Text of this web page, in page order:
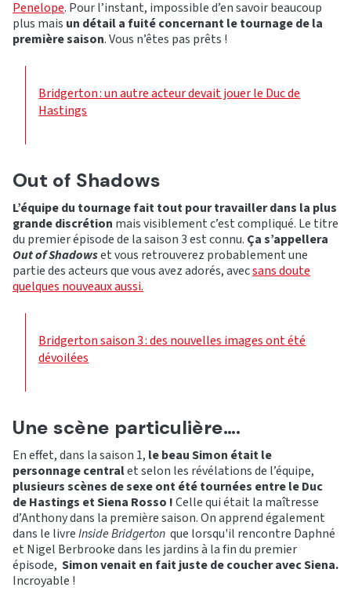
Penelope. Pour l’instant, impossible d’en savoir beaucoup
plus mais un détail a fuité concernant le tournage de la
première saison. Vous n’êtes pas prêts !
Bridgerton : un autre acteur devait jouer le Duc de
Hastings
Out of Shadows
L’équipe du tournage fait tout pour travailler dans la plus
grande discrétion mais visiblement c’est compliqué. Le titre
du premier épisode de la saison 3 est connu. Ça s’appellera
Out of Shadowset vous retrouverez probablement une
partie des acteurs que vous avez adorés, avecsans doute
quelques nouveaux aussi.
Bridgerton saison 3 : des nouvelles images ont été
dévoilées
Une scène particulière….
En effet, dans la saison 1, le beau Simon était le
personnage centralet selon les révélations de l’équipe,
plusieurs scènes de sexe ont été tournées entre le Duc
de Hastings et Siena Rosso !Celle qui était la maîtresse
d’Anthony dans la première saison. On apprend également
dans le livreInside Bridgerton que lorsqu'il rencontre Daphné
et Nigel Berbrooke dans les jardins à la fin du premier
épisode, Simon venait en fait juste de coucher avec Siena.
Incroyable !